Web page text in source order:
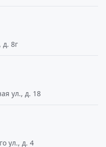
д. 8г
ул., д. 18
ул., д. 4